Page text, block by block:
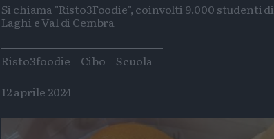
Si chiama "Risto3Foodie", coinvolti 9.000 studenti
Laghi e Val di Cembra
Tags
Risto3foodie Cibo
Scuola
12 aprile 2024